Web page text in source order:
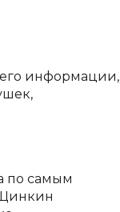
информации,
по самым